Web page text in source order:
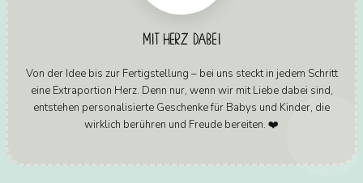
MIT HERZ DABEI
Von der Idee bis zur Fertigstellung – bei uns steckt in jedem Schritt
eine Extraportion Herz. Denn nur, wenn wir mit Liebe dabei sind,
entstehen personalisierte Geschenke für Babys und Kinder, die
wirklich berühren und Freude bereiten. ❤️